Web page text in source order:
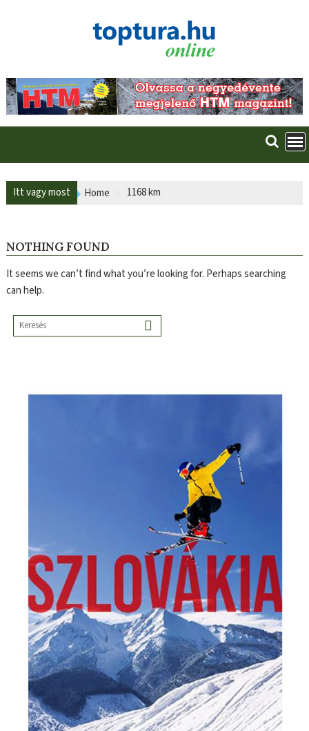
Itt vagy most Home 1168 km
NOTHING FOUND
It seems we can’t find what you’re looking for. Perhaps searching
can help.